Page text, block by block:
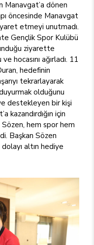
Manavgat’a dönen
öncesinde Manavgat
etmeyi unutmadı.
Gençlik Spor Kulübü
ziyarette
hocasını ağırladı. 11
hedefinin
tekrarlayarak
olduğunu
destekleyen bir kişi
kazandırdığın için
hem spor hem
Başkan Sözen
altın hediye